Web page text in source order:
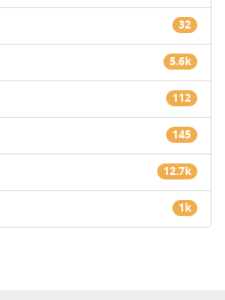
32
5.6k
112
145
12.7k
1k